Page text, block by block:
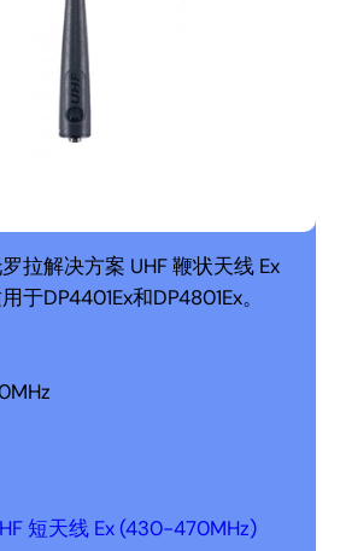
拉解决方案 UHF 鞭状天线 Ex
DP4401Ex和DP4801Ex。
短天线 Ex (430-470MHz)